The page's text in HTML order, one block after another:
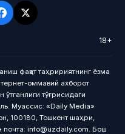
18+
фақат таҳририятнинг ёзма
оммавий ахборот
тўғрисидаги
Муассис: «Daily Media»
100180, Тошкент шаҳри,
info@uzdaily.com. Бош